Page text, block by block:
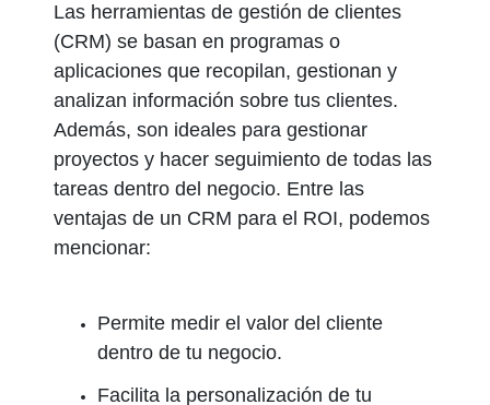
Las herramientas de gestión de clientes
(CRM) se basan en programas o
aplicaciones que recopilan, gestionan y
analizan información sobre tus clientes.
Además, son ideales para gestionar
proyectos y hacer seguimiento de todas las
tareas dentro del negocio. Entre las
ventajas de un CRM para el ROI, podemos
mencionar:
Permite medir el valor del cliente
dentro de tu negocio.
Facilita la personalización de tu